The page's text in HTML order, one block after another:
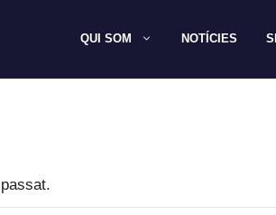
QUI SOM NOTÍCIES